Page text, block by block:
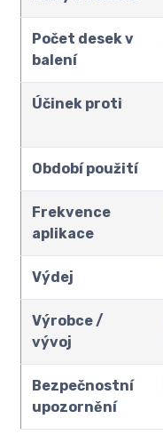
Počet desek v
balení
Účinek proti
Období použití
Frekvence
aplikace
Výdej
Výrobce /
vývoj
Bezpečnostní
upozornění